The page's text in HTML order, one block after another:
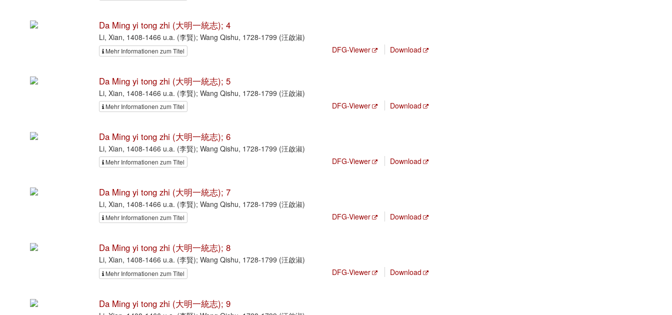
Da Ming yi tong zhi (大明一統志); 4
Li, Xian, 1408-1466 u.a. (李賢); Wang Qishu, 1728-1799 (汪啟淑)
Mehr Informationen zum Titel DFG-Viewer Download
Da Ming yi tong zhi (大明一統志); 5
Li, Xian, 1408-1466 u.a. (李賢); Wang Qishu, 1728-1799 (汪啟淑)
Mehr Informationen zum Titel DFG-Viewer Download
Da Ming yi tong zhi (大明一統志); 6
Li, Xian, 1408-1466 u.a. (李賢); Wang Qishu, 1728-1799 (汪啟淑)
Mehr Informationen zum Titel DFG-Viewer Download
Da Ming yi tong zhi (大明一統志); 7
Li, Xian, 1408-1466 u.a. (李賢); Wang Qishu, 1728-1799 (汪啟淑)
Mehr Informationen zum Titel DFG-Viewer Download
Da Ming yi tong zhi (大明一統志); 8
Li, Xian, 1408-1466 u.a. (李賢); Wang Qishu, 1728-1799 (汪啟淑)
Mehr Informationen zum Titel DFG-Viewer Download
Da Ming yi tong zhi (大明一統志); 9